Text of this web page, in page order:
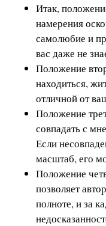
Итак,
намерения
самолюбие и
вас даже не
Положение
находиться,
отличной от
Положение
совпадать с
Если
масштаб, его
Положение
позволяет
полноте, и за